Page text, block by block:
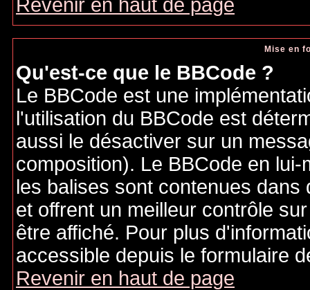
Revenir en haut de page
Mise en
Qu'est-ce que le BBCode ?
Le BBCode est une
l'utilisation du BBCode est
aussi le désactiver sur un
composition). Le BBCode en
les balises sont contenues
et offrent un meilleur contrôle
être affiché. Pour plus
accessible depuis le formulaire
Revenir en haut de page